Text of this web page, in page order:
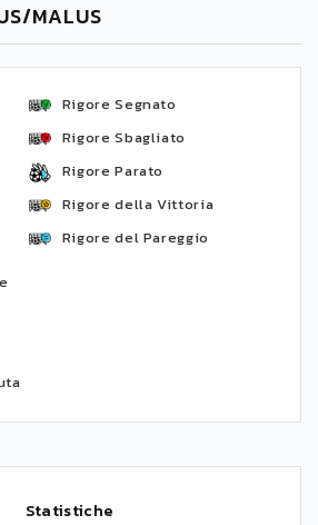
MALUS
Rigore Segnato
Rigore Sbagliato
Rigore Parato
Rigore della Vittoria
Rigore del Pareggio
Statistiche